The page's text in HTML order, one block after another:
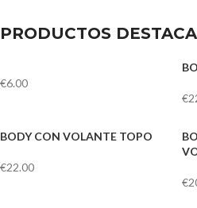
PRODUCTOS
€6.00
€
BODY CON VOLANTE TOPO
€22.00
€